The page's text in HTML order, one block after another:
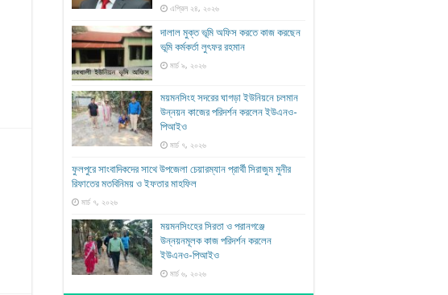
এপ্রিল ২৪, ২০২৬
দালাল মুক্ত ভূমি অফিস করতে কাজ করছেন
ভূমি কর্মকর্তা লুৎফর রহমান
মার্চ ৯, ২০২৬
ময়মনসিংহ সদরের ঘাগড়া ইউনিয়নে চলমান
উন্নয়ন কাজের পরিদর্শন করলেন ইউএনও-
পিআইও
মার্চ ৭, ২০২৬
ফুলপুরে সাংবাদিকদের সাথে উপজেলা চেয়ারম্যান প্রার্থী সিরাজুম মুনীর
রিফাতের মতবিনিময় ও ইফতার মাহফিল
মার্চ ৭, ২০২৬
ময়মনসিংহের সিরতা ও পরানগঞ্জে
উন্নয়নমূলক কাজ পরিদর্শন করলেন
ইউএনও-পিআইও
মার্চ ৬, ২০২৬